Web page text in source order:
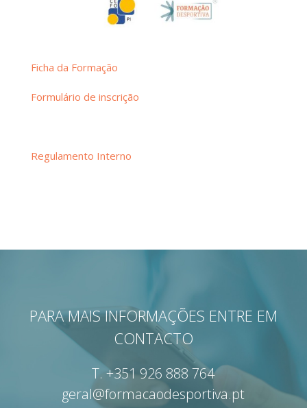
Ficha da Formação
Formulário de inscrição
Regulamento Interno
PARA MAIS INFORMAÇÕES ENTRE EM
CONTACTO
T.+351 926 888 764
geral@formacaodesportiva.pt